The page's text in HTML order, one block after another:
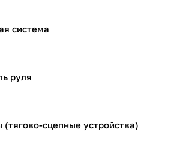
система
руля
Фаркопы (тягово-сцепные устройства)